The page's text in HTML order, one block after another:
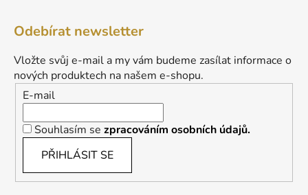
Odebírat newsletter
Vložte svůj e-mail a my vám budeme zasílat informace o
nových produktech na našem e-shopu.
E-mail
Souhlasím se zpracováním osobních údajů.
PŘIHLÁSIT SE